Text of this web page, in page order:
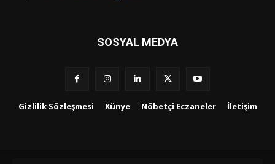
SOSYAL MEDYA
Gizlilik Sözleşmesi Künye Nöbetçi Eczaneler İletişim